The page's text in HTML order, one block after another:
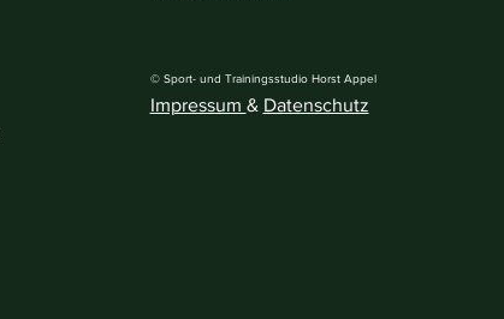
© Sport- und Trainingsstudio Horst Appel
Impressum & Datenschutz